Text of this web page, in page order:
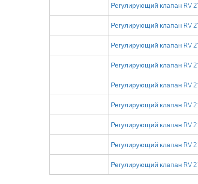
Регулирующий клапан RV
Регулирующий клапан RV
Регулирующий клапан RV
Регулирующий клапан RV
Регулирующий клапан RV
Регулирующий клапан RV
Регулирующий клапан RV
Регулирующий клапан RV
Регулирующий клапан RV